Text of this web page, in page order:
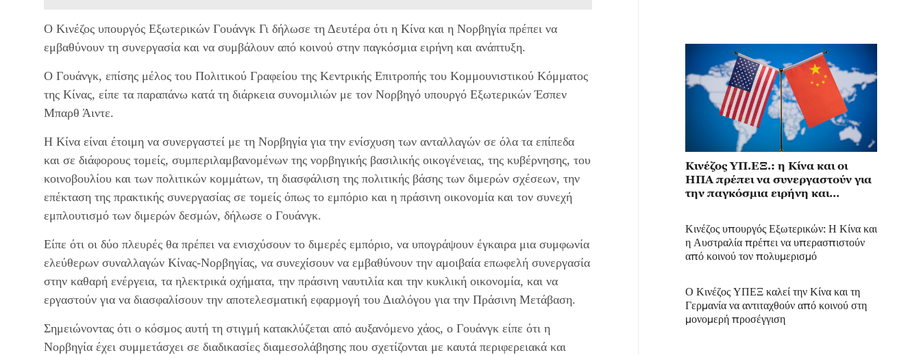
Ο Κινέζος υπουργός Εξωτερικών Γουάνγκ Γι δήλωσε τη Δευτέρα ότι η Κίνα και η Νορβηγία πρέπει να
εμβαθύνουν τη συνεργασία και να συμβάλουν από κοινού στην παγκόσμια ειρήνη και ανάπτυξη.
Ο Γουάνγκ, επίσης μέλος του Πολιτικού Γραφείου της Κεντρικής Επιτροπής του Κομμουνιστικού Κόμματος
της Κίνας, είπε τα παραπάνω κατά τη διάρκεια συνομιλιών με τον Νορβηγό υπουργό Εξωτερικών Έσπεν
Μπαρθ Άιντε.
Η Κίνα είναι έτοιμη να συνεργαστεί με τη Νορβηγία για την ενίσχυση των ανταλλαγών σε όλα τα επίπεδα
και σε διάφορους τομείς, συμπεριλαμβανομένων της νορβηγικής βασιλικής οικογένειας, της κυβέρνησης, του
κοινοβουλίου και των πολιτικών κομμάτων, τη διασφάλιση της πολιτικής βάσης των διμερών σχέσεων, την
επέκταση της πρακτικής συνεργασίας σε τομείς όπως το εμπόριο και η πράσινη οικονομία και τον συνεχή
εμπλουτισμό των διμερών δεσμών, δήλωσε ο Γουάνγκ.
Είπε ότι οι δύο πλευρές θα πρέπει να ενισχύσουν το διμερές εμπόριο, να υπογράψουν έγκαιρα μια συμφωνία
ελεύθερων συναλλαγών Κίνας-Νορβηγίας, να συνεχίσουν να εμβαθύνουν την αμοιβαία επωφελή συνεργασία
στην καθαρή ενέργεια, τα ηλεκτρικά οχήματα, την πράσινη ναυτιλία και την κυκλική οικονομία, και να
εργαστούν για να διασφαλίσουν την αποτελεσματική εφαρμογή του Διαλόγου για την Πράσινη Μετάβαση.
Σημειώνοντας ότι ο κόσμος αυτή τη στιγμή κατακλύζεται από αυξανόμενο χάος, ο Γουάνγκ είπε ότι η
Νορβηγία έχει συμμετάσχει σε διαδικασίες διαμεσολάβησης που σχετίζονται με καυτά περιφερειακά και
Κινέζος ΥΠ.ΕΞ.: η Κίνα και οι
ΗΠΑ πρέπει να συνεργαστούν για
την παγκόσμια ειρήνη και
Κινέζος υπουργός Εξωτερικών: Η Κίνα και
η Αυστραλία πρέπει να υπερασπιστούν
από κοινού τον πολυμερισμό
Ο Κινέζος ΥΠΕΞ καλεί την Κίνα και τη
Γερμανία να αντιταχθούν από κοινού στη
μονομερή προσέγγιση